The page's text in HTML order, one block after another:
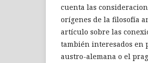
cuenta las
orígenes de la filosofía
artículo sobre las
también interesados en
austro-alemana o el